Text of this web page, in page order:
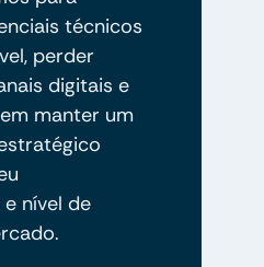
técnicos
perder
digitais e
manter um
nível de